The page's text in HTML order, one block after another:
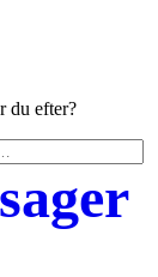
du efter?